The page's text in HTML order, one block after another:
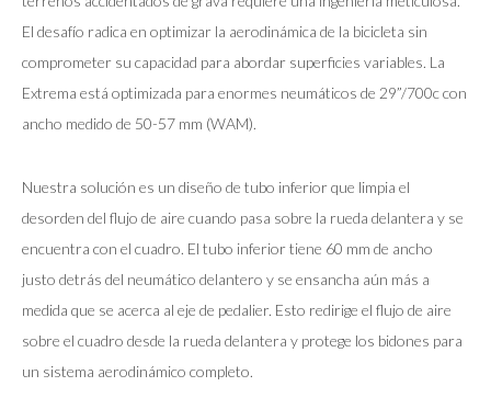
El desafío radica en optimizar la aerodinámica de la bicicleta sin
comprometer su capacidad para abordar superficies variables. La
Extrema está optimizada para enormes neumáticos de 29”/700c con
ancho medido de 50-57 mm (WAM).
Nuestra solución es un diseño de tubo inferior que limpia el
desorden del flujo de aire cuando pasa sobre la rueda delantera y se
encuentra con el cuadro. El tubo inferior tiene 60 mm de ancho
justo detrás del neumático delantero y se ensancha aún más a
medida que se acerca al eje de pedalier. Esto redirige el flujo de aire
sobre el cuadro desde la rueda delantera y protege los bidones para
un sistema aerodinámico completo.